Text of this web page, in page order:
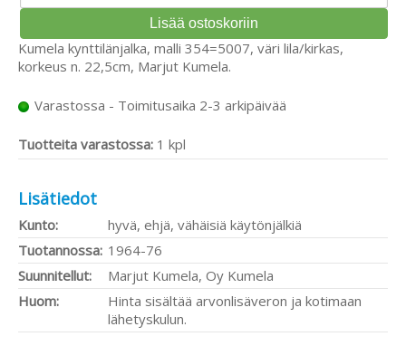
Kumela kynttilänjalka, malli 354=5007, väri lila/kirkas,
korkeus n. 22,5cm, Marjut Kumela.
Varastossa - Toimitusaika 2-3 arkipäivää
Tuotteita varastossa: 1 kpl
Lisätiedot
Kunto:
hyvä, ehjä, vähäisiä käytönjälkiä
Tuotannossa: 1964-76
Suunnitellut:
Marjut Kumela, Oy Kumela
Huom:
Hinta sisältää arvonlisäveron ja kotimaan
lähetyskulun.